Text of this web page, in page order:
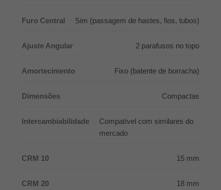
Furo Central Sim (passagem de hastes, fios, tubos)
Ajuste Angular 2 parafusos no topo
Amortecimento Fixo (batente de borracha)
Dimensões Compactas
Intercambiabilidade
Compatível com similares do
mercado
CRM 10 15 mm
CRM 20 18 mm